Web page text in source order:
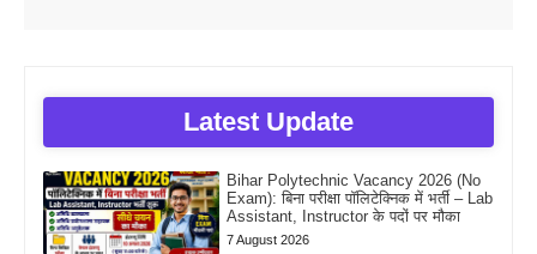
Latest Update
Bihar Polytechnic Vacancy 2026 (No
Exam): बिना परीक्षा पॉलिटेक्निक में भर्ती – Lab
Assistant, Instructor के पदों पर मौका
7 August 2026